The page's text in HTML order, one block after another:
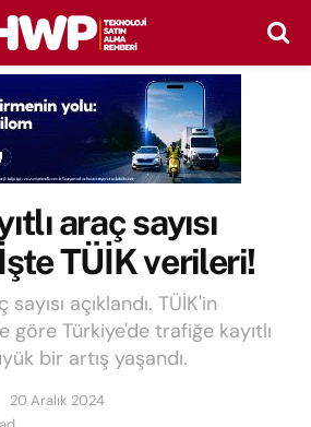
araç sayısı
TÜİK verileri!
açıklandı. TÜİK'in
göre Türkiye'de trafiğe kayıtlı
bir artış yaşandı.
20 Aralık 2024